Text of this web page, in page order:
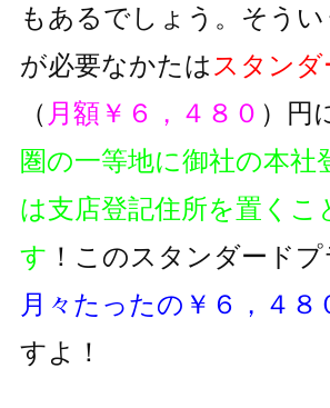
もあるでしょう。そうい
が必要なかたは スタン
（ 月額￥６，４８０ ）円
圏の一等地に御社の本社
は支店登記住所を置くこ
す ！このスタンダード
月々たったの￥６，４８
すよ！